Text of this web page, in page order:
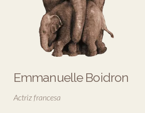
Emmanuelle Boidron
Actriz francesa